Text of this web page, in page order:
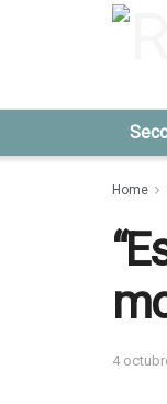
Home
4